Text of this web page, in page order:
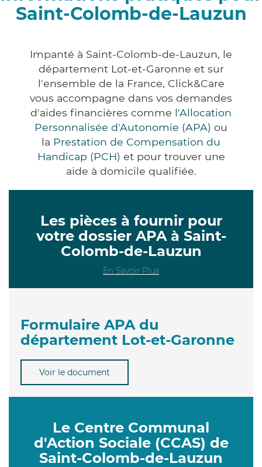
Saint-Colomb-de-Lauzun
Impanté à Saint-Colomb-de-Lauzun, le
département Lot-et-Garonne et sur
l'ensemble de la France, Click&Care
vous accompagne dans vos demandes
d'aides financières comme l'Allocation
Personnalisée d'Autonomie (APA) ou
la Prestation de Compensation du
Handicap (PCH) et pour trouver une
aide à domicile qualifiée.
Les pièces à fournir pour
votre dossier APA à Saint-
Colomb-de-Lauzun
En Savoir Plus
Formulaire APA du
département Lot-et-Garonne
Voir le document
Le Centre Communal
d'Action Sociale (CCAS) de
Saint-Colomb-de-Lauzun